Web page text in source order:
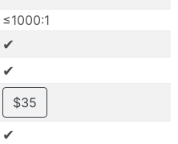
≤1000:1
✔
✔
$35
✔